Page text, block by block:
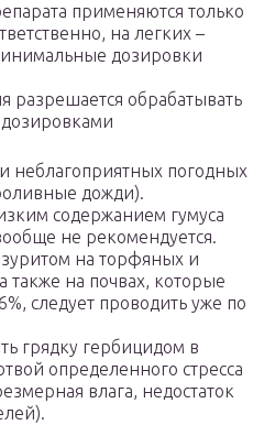
применяются только
на легких –
дозировки
разрешается обрабатывать
неблагоприятных погодных
дожди).
содержанием гумуса
не рекомендуется.
на торфяных и
также на почвах, которые
следует проводить уже по
грядку гербицидом в
определенного стресса
влага, недостаток